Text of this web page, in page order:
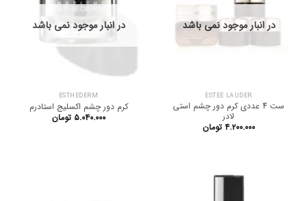
در انبار موجود نمی باشد
ESTEE LAUDER
ست 4 عددی کرم دور چشم استی
لادر
۴.۲۰۰.۰۰۰ تومان
در انبار موجود نمی باشد
ESTHEDERM
کرم دور چشم اکسلیج استادرم
۵.۰۴۰.۰۰۰ تومان